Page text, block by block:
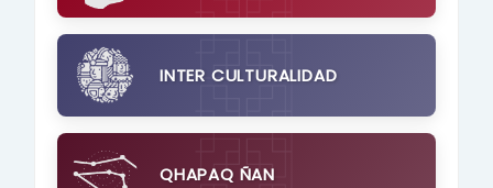
INTER CULTURALIDAD
QHAPAQ ÑAN